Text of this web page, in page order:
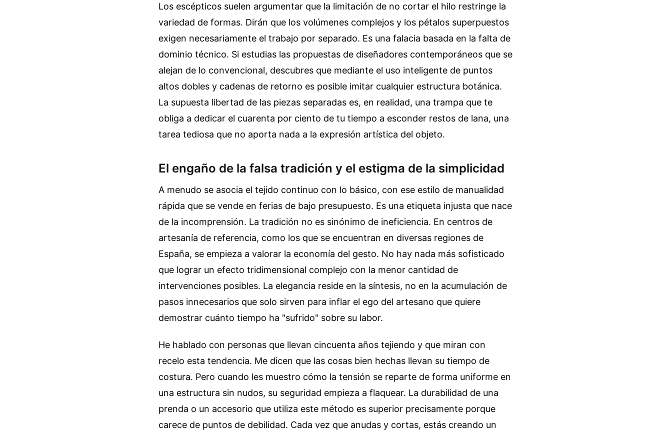
Los escépticos suelen argumentar que la limitación de no cortar el hilo restringe la
variedad de formas. Dirán que los volúmenes complejos y los pétalos superpuestos
exigen necesariamente el trabajo por separado. Es una falacia basada en la falta de
dominio técnico. Si estudias las propuestas de diseñadores contemporáneos que se
alejan de lo convencional, descubres que mediante el uso inteligente de puntos
altos dobles y cadenas de retorno es posible imitar cualquier estructura botánica.
La supuesta libertad de las piezas separadas es, en realidad, una trampa que te
obliga a dedicar el cuarenta por ciento de tu tiempo a esconder restos de lana, una
tarea tediosa que no aporta nada a la expresión artística del objeto.
El engaño de la falsa tradición y el estigma de la simplicidad
A menudo se asocia el tejido continuo con lo básico, con ese estilo de manualidad
rápida que se vende en ferias de bajo presupuesto. Es una etiqueta injusta que nace
de la incomprensión. La tradición no es sinónimo de ineficiencia. En centros de
artesanía de referencia, como los que se encuentran en diversas regiones de
España, se empieza a valorar la economía del gesto. No hay nada más sofisticado
que lograr un efecto tridimensional complejo con la menor cantidad de
intervenciones posibles. La elegancia reside en la síntesis, no en la acumulación de
pasos innecesarios que solo sirven para inflar el ego del artesano que quiere
demostrar cuánto tiempo ha "sufrido" sobre su labor.
He hablado con personas que llevan cincuenta años tejiendo y que miran con
recelo esta tendencia. Me dicen que las cosas bien hechas llevan su tiempo de
costura. Pero cuando les muestro cómo la tensión se reparte de forma uniforme en
una estructura sin nudos, su seguridad empieza a flaquear. La durabilidad de una
prenda o un accesorio que utiliza este método es superior precisamente porque
carece de puntos de debilidad. Cada vez que anudas y cortas, estás creando un